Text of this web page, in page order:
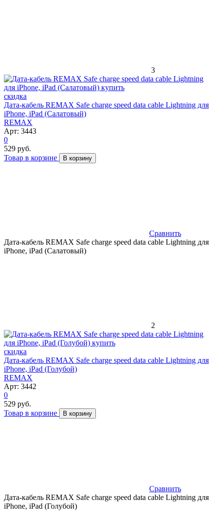
3
скидка
Дата-кабель REMAX Safe charge speed data cable Lightning для
iPhone, iPad (Салатовый)
REMAX
Арт: 3443
0
529 руб.
Товар в корзине
В корзину
Сравнить
Дата-кабель REMAX Safe charge speed data cable Lightning для
iPhone, iPad (Салатовый)
2
скидка
Дата-кабель REMAX Safe charge speed data cable Lightning для
iPhone, iPad (Голубой)
REMAX
Арт: 3442
0
529 руб.
Товар в корзине
В корзину
Сравнить
Дата-кабель REMAX Safe charge speed data cable Lightning для
iPhone, iPad (Голубой)